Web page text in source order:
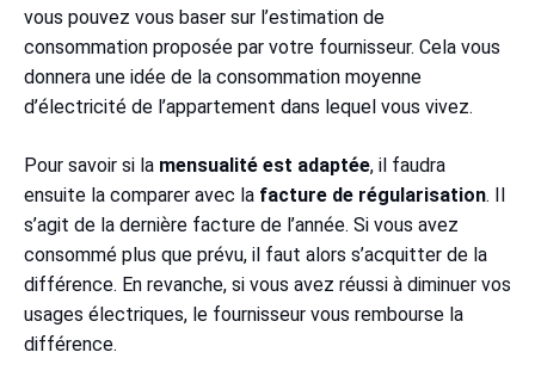
vous pouvez vous baser sur l’estimation de
consommation proposée par votre fournisseur. Cela vous
donnera une idée de la consommation moyenne
d’électricité de l’appartement dans lequel vous vivez.
Pour savoir si la mensualité est adaptée, il faudra
ensuite la comparer avec la facture de régularisation. Il
s’agit de la dernière facture de l’année. Si vous avez
consommé plus que prévu, il faut alors s’acquitter de la
différence. En revanche, si vous avez réussi à diminuer vos
usages électriques, le fournisseur vous rembourse la
différence.